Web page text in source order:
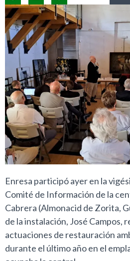
Enresa participó ayer en la
Comité de Información de la
Cabrera (Almonacid de Zorita,
de la instalación, José Campos,
actuaciones de restauración
durante el último año en el